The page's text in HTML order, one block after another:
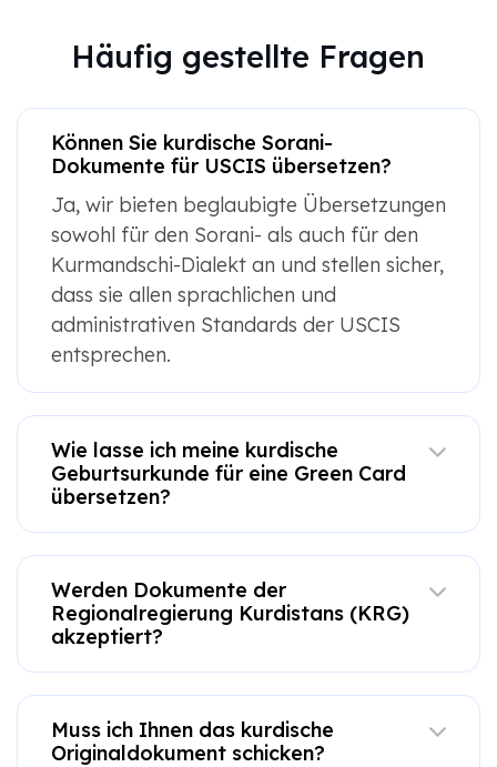
Häufig gestellte Fragen
Können Sie kurdische Sorani-
Dokumente für USCIS übersetzen?
Ja, wir bieten beglaubigte Übersetzungen
sowohl für den Sorani- als auch für den
Kurmandschi-Dialekt an und stellen sicher,
dass sie allen sprachlichen und
administrativen Standards der USCIS
entsprechen.
Wie lasse ich meine kurdische
Geburtsurkunde für eine Green Card
übersetzen?
Werden Dokumente der
Regionalregierung Kurdistans (KRG)
akzeptiert?
Muss ich Ihnen das kurdische
Originaldokument schicken?